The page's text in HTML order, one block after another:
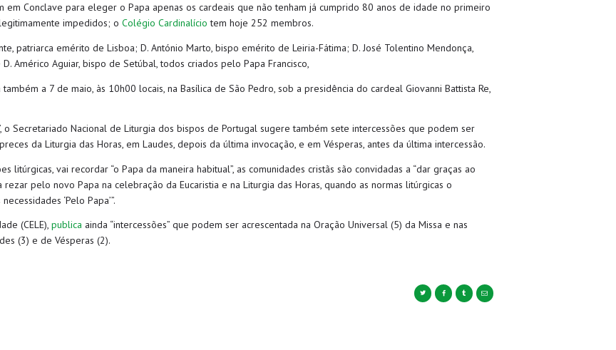
em Conclave para eleger o Papa apenas os cardeais que não tenham já cumprido 80 anos de idade no primeiro
impedidos; o Colégio Cardinalício tem hoje 252 membros.
patriarca emérito de Lisboa; D. António Marto, bispo emérito de Leiria-Fátima; D. José Tolentino Mendonça,
Américo Aguiar, bispo de Setúbal, todos criados pelo Papa Francisco,
a 7 de maio, às 10h00 locais, na Basílica de São Pedro, sob a presidência do cardeal Giovanni Battista Re,
o Secretariado Nacional de Liturgia dos bispos de Portugal sugere também sete intercessões que podem ser
da Liturgia das Horas, em Laudes, depois da última invocação, e em Vésperas, antes da última intercessão.
litúrgicas, vai recordar “o Papa da maneira habitual”, as comunidades cristãs são convidadas a “dar graças ao
pelo novo Papa na celebração da Eucaristia e na Liturgia das Horas, quando as normas litúrgicas o
‘Pelo Papa’”.
(CELE), publica ainda “intercessões” que podem ser acrescentada na Oração Universal (5) da Missa e nas
(3) e de Vésperas (2).